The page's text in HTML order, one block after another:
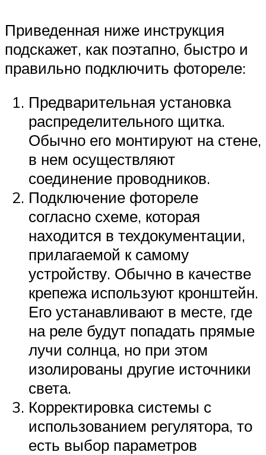
Приведенная ниже инструкция
подскажет, как поэтапно, быстро и
правильно подключить фотореле:
Предварительная установка
распределительного щитка.
Обычно его монтируют на стене,
в нем осуществляют
соединение проводников.
Подключение фотореле
согласно схеме, которая
находится в техдокументации,
прилагаемой к самому
устройству. Обычно в качестве
крепежа используют кронштейн.
Его устанавливают в месте, где
на реле будут попадать прямые
лучи солнца, но при этом
изолированы другие источники
света.
Корректировка системы с
использованием регулятора, то
есть выбор параметров